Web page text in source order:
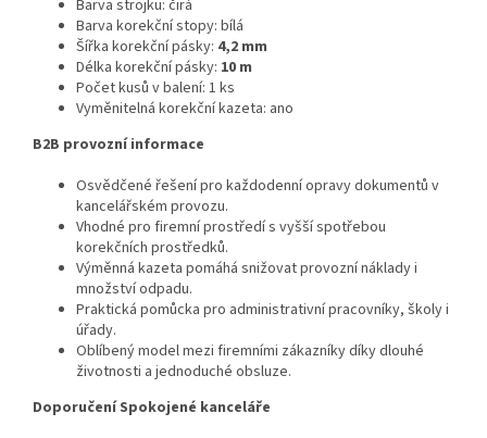
Barva strojku: čirá
Barva korekční stopy: bílá
Šířka korekční pásky: 4,2 mm
Délka korekční pásky: 10 m
Počet kusů v balení: 1 ks
Vyměnitelná korekční kazeta: ano
B2B provozní informace
Osvědčené řešení pro každodenní opravy dokumentů v
kancelářském provozu.
Vhodné pro firemní prostředí s vyšší spotřebou
korekčních prostředků.
Výměnná kazeta pomáhá snižovat provozní náklady i
množství odpadu.
Praktická pomůcka pro administrativní pracovníky, školy i
úřady.
Oblíbený model mezi firemními zákazníky díky dlouhé
životnosti a jednoduché obsluze.
Doporučení Spokojené kanceláře